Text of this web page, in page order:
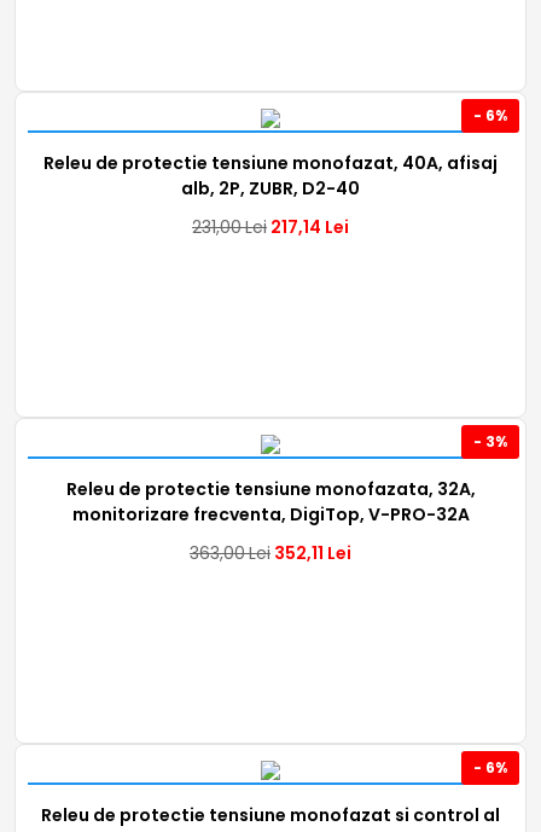
- 6%
Releu de protectie tensiune monofazat, 40A, afisaj
alb, 2P, ZUBR, D2-40
231,00Lei 217,14 Lei
- 3%
Releu de protectie tensiune monofazata, 32A,
monitorizare frecventa, DigiTop, V-PRO-32A
363,00Lei 352,11 Lei
- 6%
Releu de protectie tensiune monofazat si control al